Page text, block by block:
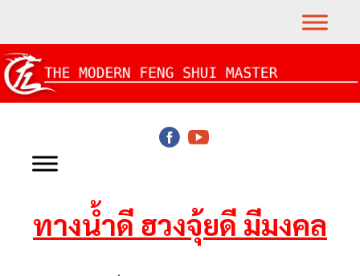
ทางน้ำดี ฮวงจุ้ยดี มีมงคล